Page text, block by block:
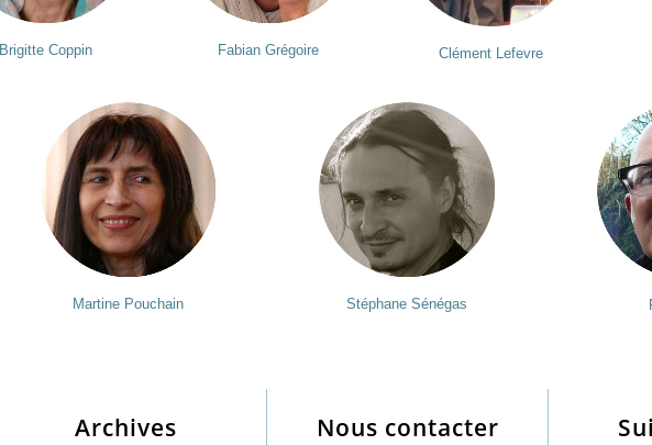
Brigitte Coppin Fabian Grégoire Clément Lefevre
Martine Pouchain Stéphane Sénégas
Archives Nous contacter